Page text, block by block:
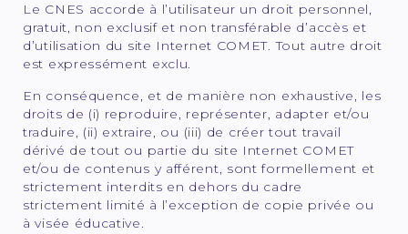
Le CNES accorde à l’utilisateur un droit personnel,
gratuit, non exclusif et non transférable d’accès et
d’utilisation du site Internet COMET. Tout autre droit
est expressément exclu.
En conséquence, et de manière non exhaustive, les
droits de (i) reproduire, représenter, adapter et/ou
traduire, (ii) extraire, ou (iii) de créer tout travail
dérivé de tout ou partie du site Internet COMET
et/ou de contenus y afférent, sont formellement et
strictement interdits en dehors du cadre
strictement limité à l’exception de copie privée ou
à visée éducative.